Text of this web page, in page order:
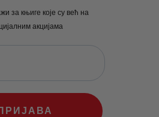
за књиге које су већ на
акцијама